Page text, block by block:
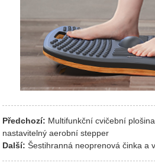
Předchozí: Multifunkční cvičební
nastavitelný aerobní stepper
Další: Šestihranná neoprenová činka a